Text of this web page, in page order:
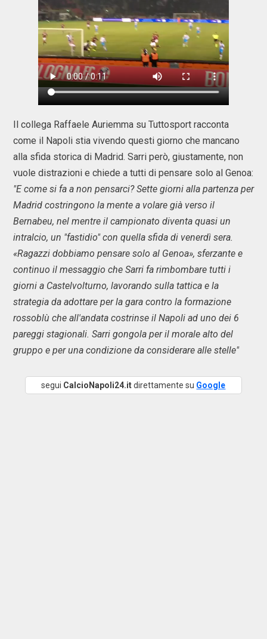
Il collega Raffaele Auriemma su Tuttosport racconta
come il Napoli stia vivendo questi giorno che mancano
alla sfida storica di Madrid. Sarri però, giustamente, non
vuole distrazioni e chiede a tutti di pensare solo al Genoa:
"E come si fa a non pensarci? Sette giorni alla partenza per
Madrid costringono la mente a volare già verso il
Bernabeu, nel mentre il campionato diventa quasi un
intralcio, un "fastidio" con quella sfida di venerdì sera.
«Ragazzi dobbiamo pensare solo al Genoa», sferzante e
continuo il messaggio che Sarri fa rimbombare tutti i
giorni a Castelvolturno, lavorando sulla tattica e la
strategia da adottare per la gara contro la formazione
rossoblù che all'andata costrinse il Napoli ad uno dei 6
pareggi stagionali. Sarri gongola per il morale alto del
gruppo e per una condizione da considerare alle stelle"
segui CalcioNapoli24.itdirettamente su Google